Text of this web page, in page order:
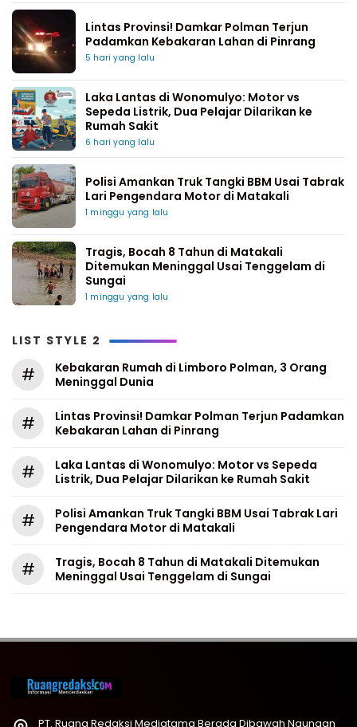
Lintas Provinsi! Damkar Polman Terjun
Padamkan Kebakaran Lahan di Pinrang
5 hari yang lalu
Laka Lantas di Wonomulyo: Motor vs
Sepeda Listrik, Dua Pelajar Dilarikan ke
Rumah Sakit
6 hari yang lalu
Polisi Amankan Truk Tangki BBM Usai Tabrak
Lari Pengendara Motor di Matakali
1 minggu yang lalu
Tragis, Bocah 8 Tahun di Matakali
Ditemukan Meninggal Usai Tenggelam di
Sungai
1 minggu yang lalu
LIST STYLE 2
#
Kebakaran Rumah di Limboro Polman, 3 Orang
Meninggal Dunia
#
Lintas Provinsi! Damkar Polman Terjun Padamkan
Kebakaran Lahan di Pinrang
#
Laka Lantas di Wonomulyo: Motor vs Sepeda
Listrik, Dua Pelajar Dilarikan ke Rumah Sakit
#
Polisi Amankan Truk Tangki BBM Usai Tabrak Lari
Pengendara Motor di Matakali
#
Tragis, Bocah 8 Tahun di Matakali Ditemukan
Meninggal Usai Tenggelam di Sungai
PT. Ruang Redaksi Mediatama Berada Dibawah Naungan